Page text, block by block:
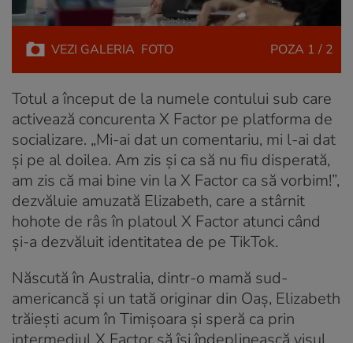
VEZI GALERIA FOTO POZA 1 / 2
Totul a început de la numele contului sub care
activează concurenta X Factor pe platforma de
socializare. „Mi-ai dat un comentariu, mi l-ai dat
şi pe al doilea. Am zis şi ca să nu fiu disperată,
am zis că mai bine vin la X Factor ca să vorbim!”,
dezvăluie amuzată Elizabeth, care a stârnit
hohote de râs în platoul X Factor atunci când
şi-a dezvăluit identitatea de pe TikTok.
Născută în Australia, dintr-o mamă sud-
americancă şi un tată originar din Oaş, Elizabeth
trăieşti acum în Timişoara şi speră ca prin